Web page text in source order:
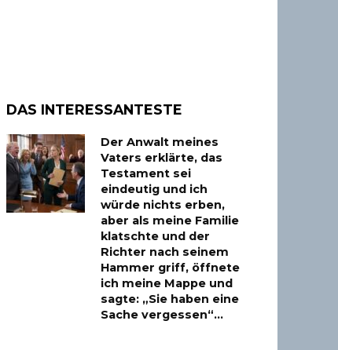
DAS INTERESSANTESTE
Der Anwalt meines
Vaters erklärte, das
Testament sei
eindeutig und ich
würde nichts erben,
aber als meine Familie
klatschte und der
Richter nach seinem
Hammer griff, öffnete
ich meine Mappe und
sagte: „Sie haben eine
Sache vergessen“…